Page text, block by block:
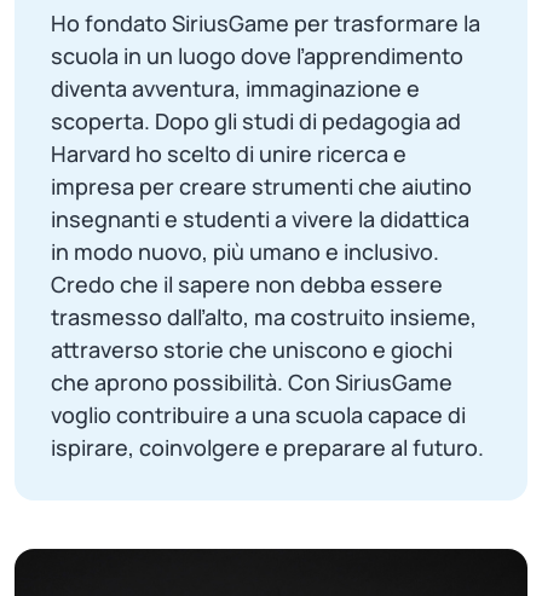
Ho fondato SiriusGame per trasformare la
scuola in un luogo dove l’apprendimento
diventa avventura, immaginazione e
scoperta. Dopo gli studi di pedagogia ad
Harvard ho scelto di unire ricerca e
impresa per creare strumenti che aiutino
insegnanti e studenti a vivere la didattica
in modo nuovo, più umano e inclusivo.
Credo che il sapere non debba essere
trasmesso dall’alto, ma costruito insieme,
attraverso storie che uniscono e giochi
che aprono possibilità. Con SiriusGame
voglio contribuire a una scuola capace di
ispirare, coinvolgere e preparare al futuro.